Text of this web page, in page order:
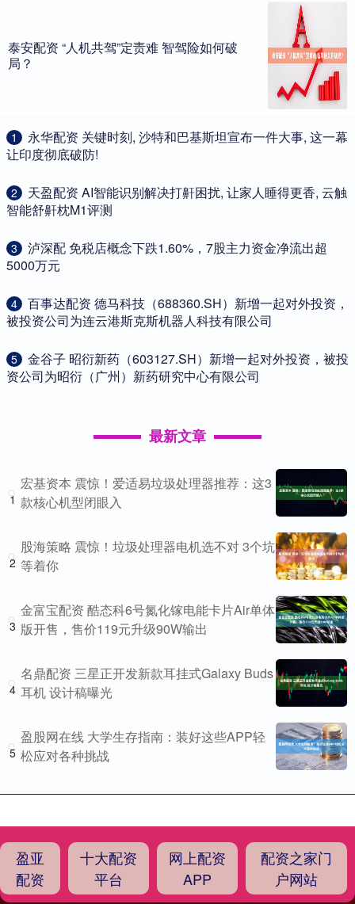
泰安配资 “人机共驾”定责难 智驾险如何破
局？
1
​永华配资 关键时刻, 沙特和巴基斯坦宣布一件大事, 这一幕
让印度彻底破防!
2
​天盈配资 AI智能识别解决打鼾困扰, 让家人睡得更香, 云触
智能舒鼾枕M1评测
3
​泸深配 免税店概念下跌1.60%，7股主力资金净流出超
5000万元
4
​百事达配资 德马科技（688360.SH）新增一起对外投资，
被投资公司为连云港斯克斯机器人科技有限公司
5
​金谷子 昭衍新药（603127.SH）新增一起对外投资，被投
资公司为昭衍（广州）新药研究中心有限公司
最新文章
1
宏基资本 震惊！爱适易垃圾处理器推荐：这3
款核心机型闭眼入
2
股海策略 震惊！垃圾处理器电机选不对 3个坑
等着你
3
金富宝配资 酷态科6号氮化镓电能卡片Air单体
版开售，售价119元升级90W输出
4
名鼎配资 三星正开发新款耳挂式Galaxy Buds
耳机 设计稿曝光
5
盈股网在线 大学生存指南：装好这些APP轻
松应对各种挑战
盈亚
配资
十大配资
平台
网上配资
APP
配资之家门
户网站